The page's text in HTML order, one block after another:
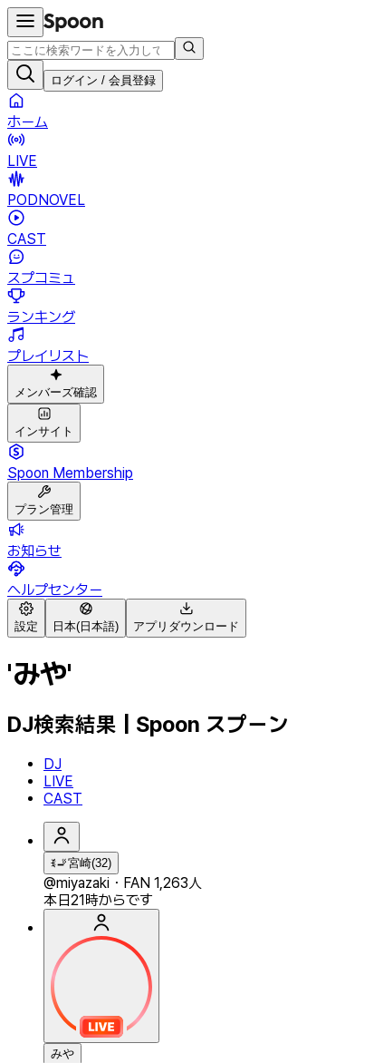
ログイン / 会員登録
ホーム
LIVE
PODNOVEL
CAST
スプコミュ
ランキング
プレイリスト
メンバーズ確認
インサイト
Spoon Membership
プラン管理
お知らせ
ヘルプセンター
設定 日本(日本語) アプリダウンロード
'みや'
DJ検索結果 | Spoon スプーン
DJ
LIVE
CAST
ꉂ🚬宮崎(32)
@miyazaki ・ FAN 1,263人
本日21時からです
みや